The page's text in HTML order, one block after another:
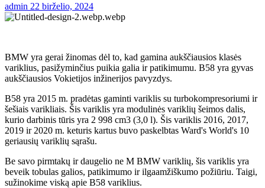
admin 22 birželio, 2024
BMW yra gerai žinomas dėl to, kad gamina aukščiausios klasės
variklius, pasižyminčius puikia galia ir patikimumu. B58 yra gyvas
aukščiausios Vokietijos inžinerijos pavyzdys.
B58 yra 2015 m. pradėtas gaminti variklis su turbokompresoriumi ir
šešiais varikliais. Šis variklis yra modulinės variklių šeimos dalis,
kurio darbinis tūris yra 2 998 cm3 (3,0 l). Šis variklis 2016, 2017,
2019 ir 2020 m. keturis kartus buvo paskelbtas Ward's World's 10
geriausių variklių sąrašu.
Be savo pirmtakų ir daugelio ne M BMW variklių, šis variklis yra
beveik tobulas galios, patikimumo ir ilgaamžiškumo požiūriu. Taigi,
sužinokime viską apie B58 variklius.